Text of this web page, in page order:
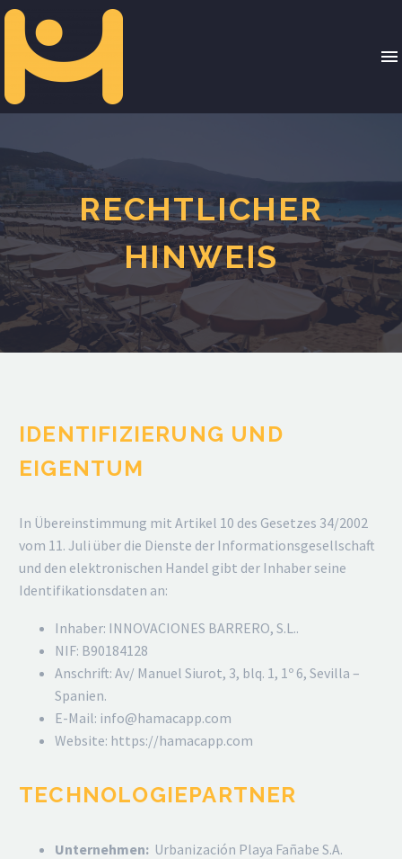
RECHTLICHER
HINWEIS
IDENTIFIZIERUNG UND
EIGENTUM
In Übereinstimmung mit Artikel 10 des Gesetzes 34/2002
vom 11. Juli über die Dienste der Informationsgesellschaft
und den elektronischen Handel gibt der Inhaber seine
Identifikationsdaten an:
Inhaber: INNOVACIONES BARRERO, S.L..
NIF: B90184128
Anschrift: Av/ Manuel Siurot, 3, blq. 1, 1º 6, Sevilla –
Spanien.
E-Mail: info@hamacapp.com
Website: https://hamacapp.com
TECHNOLOGIEPARTNER
Unternehmen: Urbanización Playa Fañabe S.A.